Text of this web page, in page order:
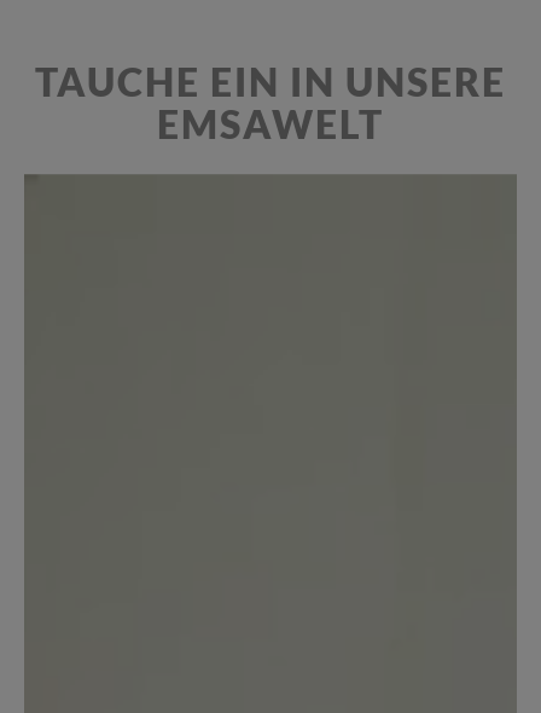
TAUCHE EIN IN UNSERE
EMSAWELT